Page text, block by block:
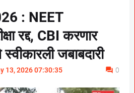
: NEET
रद्द, CBI करणार
जबाबदारी
13, 2026 07:30:35 0